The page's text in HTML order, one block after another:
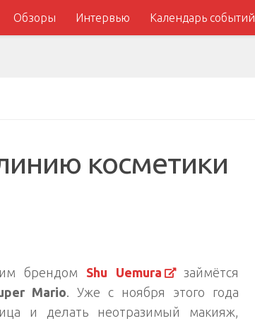
Обзоры Интервью Календарь событий
косметики
брендом Shu Uemura
займётся
Mario. Уже с ноября этого года
и делать неотразимый макияж,